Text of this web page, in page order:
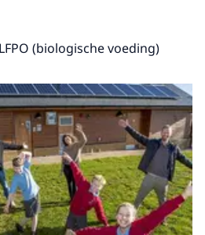
(biologische voeding)